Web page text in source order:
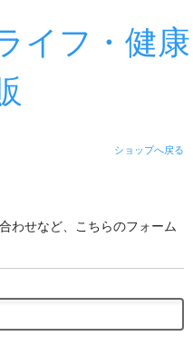
イフ・健康
ショップへ戻る
わせなど、こちらのフォーム